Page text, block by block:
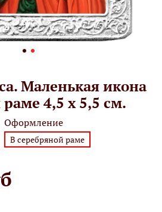
Маленькая икона
4,5 х 5,5 см.
Оформление
В серебряной раме